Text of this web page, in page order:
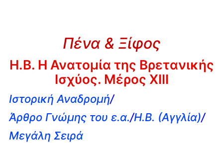
Πένα & Ξίφος
Η.Β. Η Ανατομία της Βρετανικής
Ισχύος. Μέρος XIII
Ιστορική Αναδρομή/
Άρθρο Γνώμης του ε.α./Η.Β. (Αγγλία)/
Μεγάλη Σειρά